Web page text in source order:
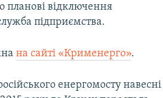
планові відключення
підприємства.
на сайті «Крименерго».
енергомосту навесні